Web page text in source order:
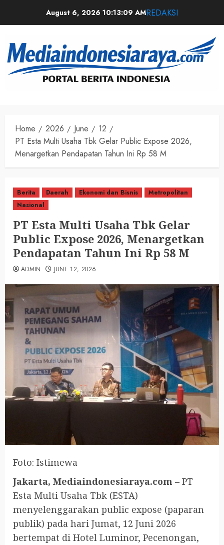
August 6, 202610:13:10 AMREDAKSI
Home 2026 June
12
PT Esta Multi Usaha Tbk Gelar Public Expose 2026,
Menargetkan Pendapatan Tahun Ini Rp 58 M
Berita Daerah Ekonomi dan Bisnis
Metropolitan
Nasional
PT Esta Multi Usaha Tbk Gelar
Public Expose 2026, Menargetkan
Pendapatan Tahun Ini Rp 58 M
ADMIN JUNE 12, 2026
Foto: Istimewa
Jakarta, Mediaindonesiaraya.com – PT
Esta Multi Usaha Tbk (ESTA)
menyelenggarakan public expose (paparan
publik) pada hari Jumat, 12 Juni 2026
bertempat di Hotel Luminor, Pecenongan,